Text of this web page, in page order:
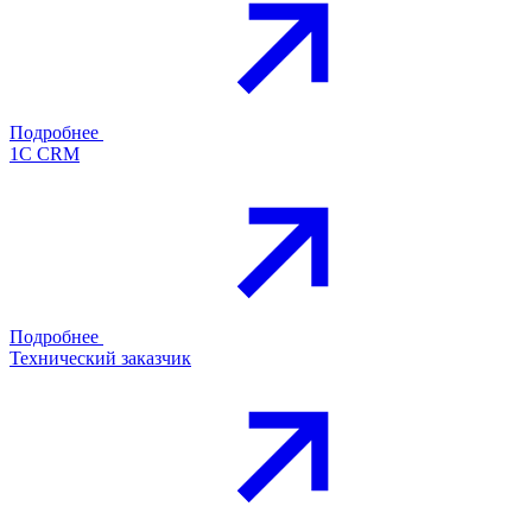
Подробнее
1С CRM
Подробнее
Технический заказчик